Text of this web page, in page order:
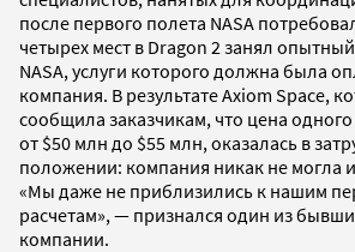
после первого полета NASA
четырех мест в Dragon 2 занял
NASA, услуги которого должна была
компания. В результате Axiom Space,
сообщила заказчикам, что цена одного
от $50 млн до $55 млн, оказалась в
положении: компания никак не могла
«Мы даже не приблизились к нашим
расчетам», — признался один из
компании.